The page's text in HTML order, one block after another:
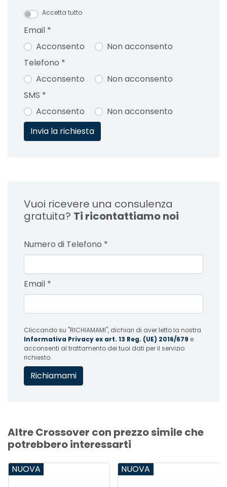
Accetta tutto
Email *
Acconsento
Non acconsento
Telefono *
Acconsento
Non acconsento
SMS *
Acconsento
Non acconsento
Vuoi ricevere una consulenza
gratuita? Ti ricontattiamo noi
Numero di Telefono *
Email *
Cliccando su "RICHIAMAMI", dichiari di aver letto la nostra
Informativa Privacy ex art. 13 Reg. (UE) 2016/679 e
acconsenti al trattamento dei tuoi dati per il servizio
richiesto.
Altre Crossover con prezzo simile che
potrebbero interessarti
NUOVA NUOVA